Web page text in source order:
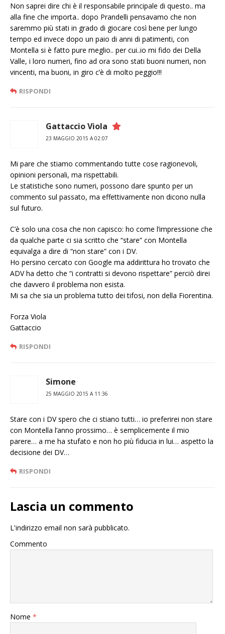
Non saprei dire chi è il responsabile principale di questo.. ma
alla fine che importa.. dopo Prandelli pensavamo che non
saremmo più stati in grado di giocare così bene per lungo
tempo ed invece dopo un paio di anni di patimenti, con
Montella si è fatto pure meglio.. per cui..io mi fido dei Della
Valle, i loro numeri, fino ad ora sono stati buoni numeri, non
vincenti, ma buoni, in giro c’è di molto peggio!!!
RISPONDI
Gattaccio Viola
23 MAGGIO 2015 A 02:07
Mi pare che stiamo commentando tutte cose ragionevoli,
opinioni personali, ma rispettabili.
Le statistiche sono numeri, possono dare spunto per un
commento sul passato, ma effettivamente non dicono nulla
sul futuro.
C’è solo una cosa che non capisco: ho come l’impressione che
da qualche parte ci sia scritto che “stare” con Montella
equivalga a dire di “non stare” con i DV.
Ho persino cercato con Google ma addirittura ho trovato che
ADV ha detto che “i contratti si devono rispettare” perciò direi
che davvero il problema non esista.
Mi sa che sia un problema tutto dei tifosi, non della Fiorentina.
Forza Viola
Gattaccio
RISPONDI
Simone
25 MAGGIO 2015 A 11:36
Stare con i DV spero che ci stiano tutti… io preferirei non stare
con Montella l’anno prossimo… è semplicemente il mio
parere… a me ha stufato e non ho più fiducia in lui… aspetto la
decisione dei DV…
RISPONDI
Lascia un commento
L'indirizzo email non sarà pubblicato.
Commento
Nome *